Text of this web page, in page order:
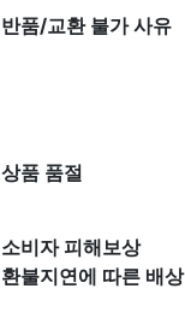
반품/교환 불가 사유
상품 품절
소비자 피해보상
환불지연에 따른 배상